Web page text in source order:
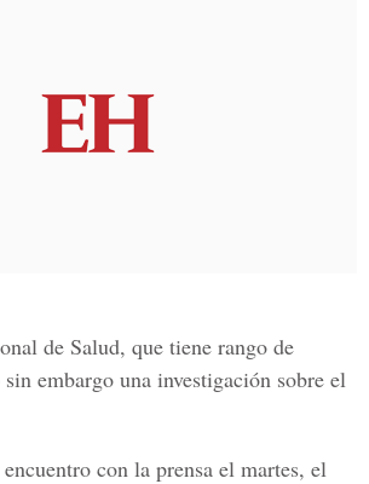
de Salud, que tiene rango de
embargo una investigación sobre el
con la prensa el martes, el